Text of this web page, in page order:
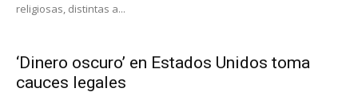
religiosas, distintas a...
‘Dinero oscuro’ en Estados Unidos toma
cauces legales